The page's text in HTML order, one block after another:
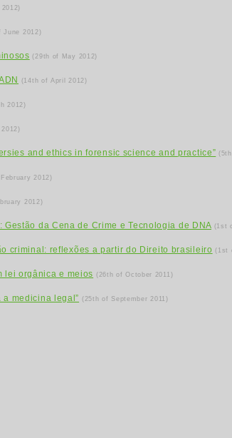
June 2012)
(29th of May 2012)
(14th of April 2012)
2012)
and ethics in forensic science and practice”
2012)
2012)
da Cena de Crime e Tecnologia de DNA (1st
criminal: reflexões a partir do Direito brasileiro (1st
lei orgânica e meios (26th of October 2011)
medicina legal” (25th of September 2011)